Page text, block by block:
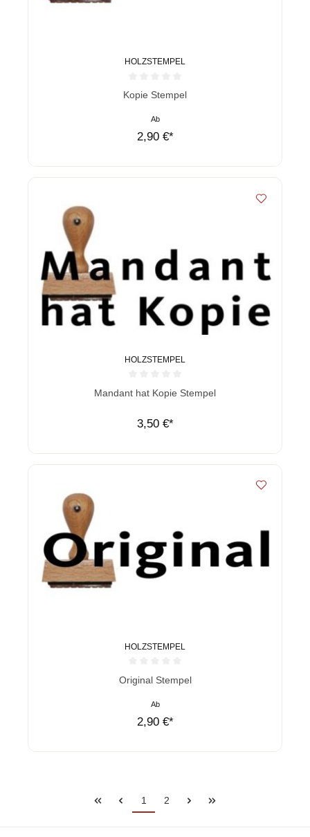
HOLZSTEMPEL
Durchschnittliche Bewertung von 0 von 5 Sternen
Kopie Stempel
Ab
2,90 €*
HOLZSTEMPEL
Durchschnittliche Bewertung von 0 von 5 Sternen
Mandant hat Kopie Stempel
3,50 €*
HOLZSTEMPEL
Durchschnittliche Bewertung von 0 von 5 Sternen
Original Stempel
Ab
2,90 €*
1 2